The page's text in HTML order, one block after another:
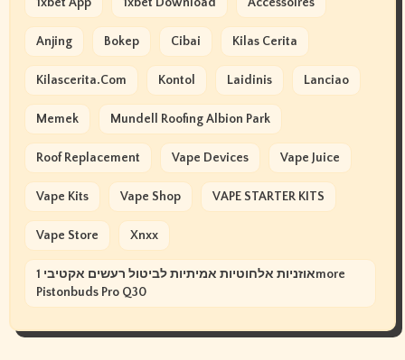
1xbet App 1xbet Download Accessoires
Anjing Bokep Cibai Kilas Cerita
Kilascerita.com Kontol Laidinis Lanciao
Memek Mundell Roofing Albion Park
Roof Replacement Vape Devices Vape Juice
Vape Kits Vape Shop VAPE STARTER KITS
Vape Store Xnxx
אוזניות אלחוטיות אמיתיות לביטול רעשים אקטיבי 1more
Pistonbuds Pro Q30